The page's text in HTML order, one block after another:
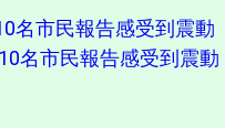
名市民報告感受到震動
名市民報告感受到震動